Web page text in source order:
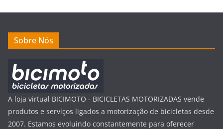
Sobre Nós
A loja virtual BICIMOTO - BICICLETAS MOTORIZADAS vende
produtos e serviços ligados a motorização de bicicletas desde
2007. Estamos evoluindo constantemente para oferecer